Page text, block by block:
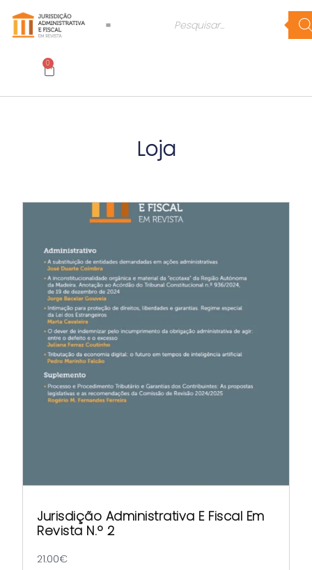
0
Loja
Jurisdição Administrativa E Fiscal Em
Revista N.º 2
21.00€